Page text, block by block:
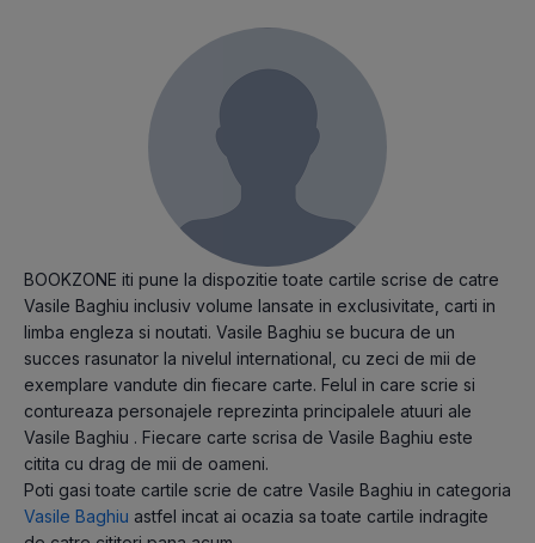
BOOKZONE iti pune la dispozitie toate cartile scrise de catre
Vasile Baghiu inclusiv volume lansate in exclusivitate, carti in
limba engleza si noutati. Vasile Baghiu se bucura de un
succes rasunator la nivelul international, cu zeci de mii de
exemplare vandute din fiecare carte. Felul in care scrie si
contureaza personajele reprezinta principalele atuuri ale
Vasile Baghiu . Fiecare carte scrisa de Vasile Baghiu este
citita cu drag de mii de oameni.
Poti gasi toate cartile scrie de catre Vasile Baghiu in categoria
Vasile Baghiu astfel incat ai ocazia sa toate cartile indragite